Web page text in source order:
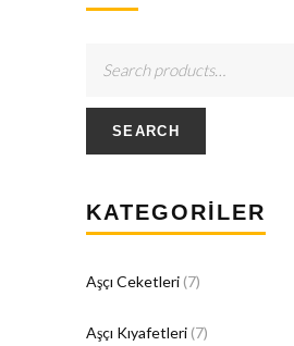
SEARCH
KATEGORILER
Aşçı Ceketleri (7)
Aşçı Kıyafetleri (7)